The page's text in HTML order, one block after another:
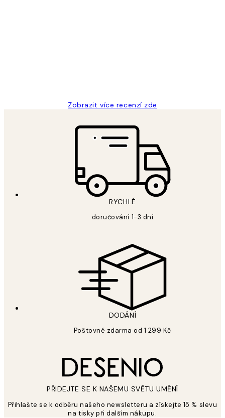
Zobrazit více recenzí zde
RYCHLÉ
doručování 1-3 dní
DODÁNÍ
Poštovné zdarma od 1 299 Kč
PŘIDEJTE SE K NAŠEMU SVĚTU UMĚNÍ
Přihlašte se k odběru našeho newsletteru a získejte 15 % slevu
na tisky při dalším nákupu.